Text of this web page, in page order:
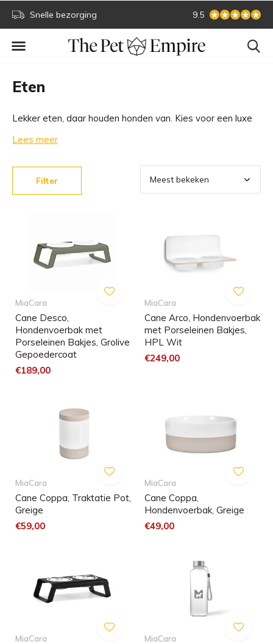
Veilig online betalen 9.5
Eten
Lekker eten, daar houden honden van. Kies voor een luxe
design hondenvoerbak waaruit je hond heerlijk eet en jij
en drinkbakken hieronder.
Lees meer
Filter
MiaCara
Cane Desco,
Hondenvoerbak met
Porseleinen Bakjes, Grolive
Gepoedercoat
€189,00
MiaCara
Cane Arco, Hondenvoerbak
met Porseleinen Bakjes,
HPL Wit
€249,00
MiaCara
Cane Coppa, Traktatie Pot,
Greige
€59,00
MiaCara
Cane Coppa,
Hondenvoerbak, Greige
€49,00
MiaCara MiaCara